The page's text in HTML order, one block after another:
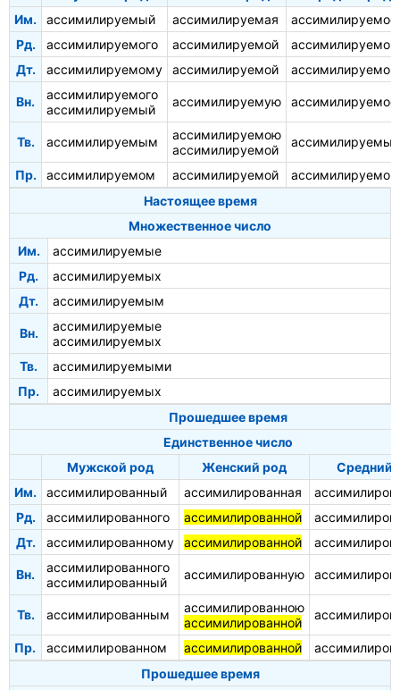
Им.
ассимилируемый ассимилируемая
ассимилируемое
Рд.
ассимилируемого ассимилируемой
Дт.
ассимилируемому ассимилируемой
Вн.
ассимилируемого
ассимилируемый
ассимилируемую ассимилируемое
Тв. ассимилируемым
ассимилируемою
ассимилируемой
Пр. ассимилируемом ассимилируемой
ассимилируемом
Настоящее время
Множественное число
Им.
ассимилируемые
Рд.
ассимилируемых
Дт.
ассимилируемым
Вн.
ассимилируемые
ассимилируемых
Тв.
ассимилируемыми
Пр.
ассимилируемых
Прошедшее время
Единственное число
Мужской род
Женский род
Средний
Им.
ассимилированный ассимилированная
Рд.
ассимилированного ассимилированной
Дт.
ассимилированному ассимилированной
Вн.
ассимилированного
ассимилированный
ассимилированную
Тв. ассимилированным
ассимилированною
ассимилированной
Пр. ассимилированном ассимилированной
Прошедшее время